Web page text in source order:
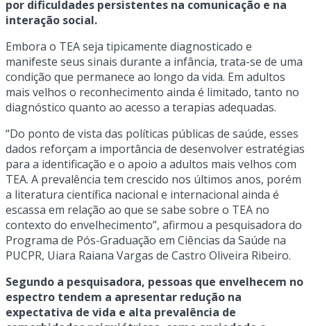
por dificuldades persistentes na comunicação e na
interação social.
Embora o TEA seja tipicamente diagnosticado e
manifeste seus sinais durante a infância, trata-se de uma
condição que permanece ao longo da vida. Em adultos
mais velhos o reconhecimento ainda é limitado, tanto no
diagnóstico quanto ao acesso a terapias adequadas.
“Do ponto de vista das políticas públicas de saúde, esses
dados reforçam a importância de desenvolver estratégias
para a identificação e o apoio a adultos mais velhos com
TEA. A prevalência tem crescido nos últimos anos, porém
a literatura científica nacional e internacional ainda é
escassa em relação ao que se sabe sobre o TEA no
contexto do envelhecimento”, afirmou a pesquisadora do
Programa de Pós-Graduação em Ciências da Saúde na
PUCPR, Uiara Raiana Vargas de Castro Oliveira Ribeiro.
Segundo a pesquisadora, pessoas que envelhecem no
espectro tendem a apresentar redução na
expectativa de vida e alta prevalência de